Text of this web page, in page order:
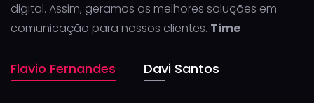
digital. Assim, geramos as melhores soluções em
comunicação para nossos clientes. Time
Flavio Fernandes Davi Santos